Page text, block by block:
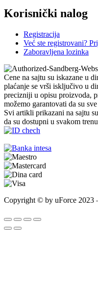
Korisnički nalog
Registracija
Već ste registrovani?
Zaboravljena lozinka
Cene na sajtu su iskazane u
plaćanje se vrši isključivo u
precizniji u opisu proizvoda,
možemo garantovati da su
Svi artikli prikazani na sajtu
da su dostupni u svakom
Copyright © by uForce 2023